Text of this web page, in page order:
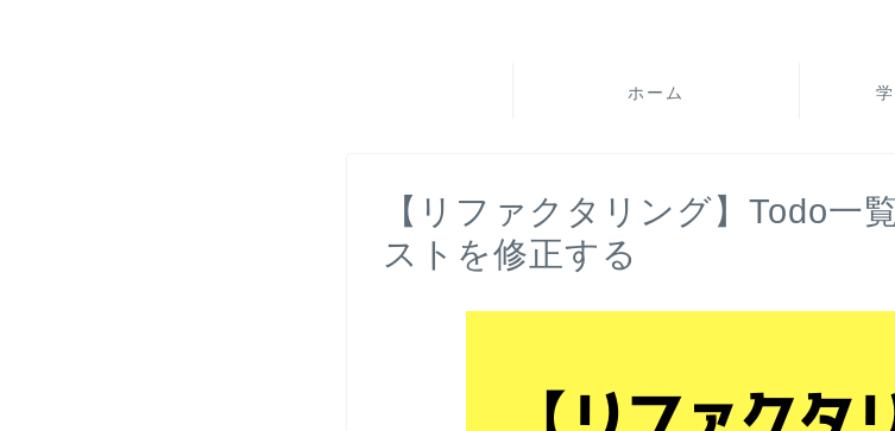
ホーム
【リファクタリング】Todo一
ストを修正する